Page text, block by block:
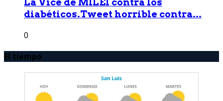
diabéticos.Tweet horrible contra...
0
El tiempo